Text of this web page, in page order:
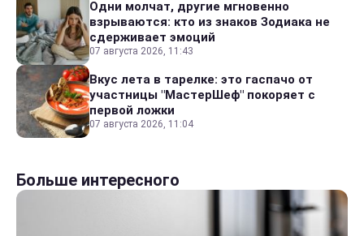
Одни молчат, другие мгновенно
взрываются: кто из знаков Зодиака не
сдерживает эмоций
07 августа 2026, 11:43
Вкус лета в тарелке: это гаспачо от
участницы "МастерШеф" покоряет с
первой ложки
07 августа 2026, 11:04
Больше интересного